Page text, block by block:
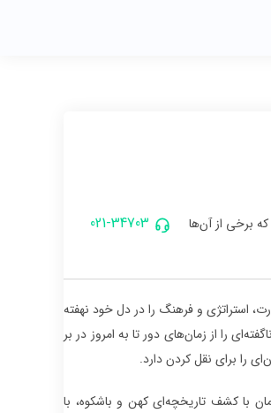
021-34703
برخی از آن‌ها
استراتژی و فرهنگ را در دل خود نهفته
را از زمان‌های دور تا به امروز در بر
را برای نقل کردن دارد.
با کشف تاریخچه‌ای کهن و باشکوه، با